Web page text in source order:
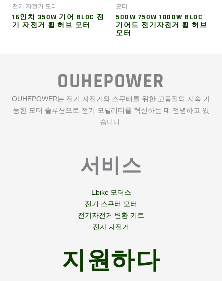
전기 자전거 모터
16인치 350W 기어 BLDC 전
기 자전거 휠 허브 모터
모터
500W 750W 1000W BLDC
기어드 전기자전거 휠 허브
모터
OUHEPOWER
OUHEPOWER는 전기 자전거와 스쿠터를 위한 고품질의 지속 가
능한 모터 솔루션으로 전기 모빌리티를 혁신하는 데 전념하고 있
습니다.
서비스
Ebike 모터스
전기 스쿠터 모터
전기자전거 변환 키트
전자 자전거
지원하다